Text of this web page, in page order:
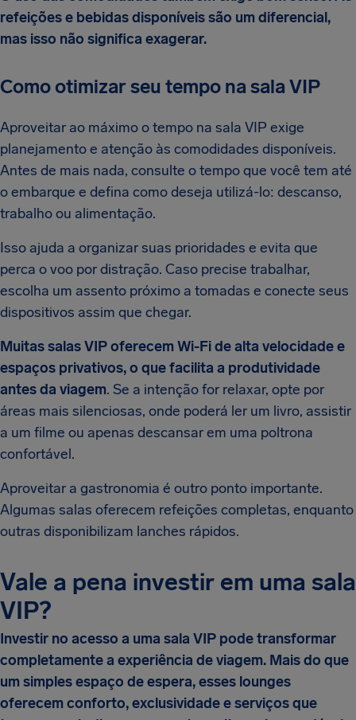
refeições e bebidas disponíveis são um diferencial,
mas isso não significa exagerar.
Como otimizar seu tempo na sala VIP
Aproveitar ao máximo o tempo na sala VIP exige
planejamento e atenção às comodidades disponíveis.
Antes de mais nada, consulte o tempo que você tem até
o embarque e defina como deseja utilizá-lo: descanso,
trabalho ou alimentação.
Isso ajuda a organizar suas prioridades e evita que
perca o voo por distração. Caso precise trabalhar,
escolha um assento próximo a tomadas e conecte seus
dispositivos assim que chegar.
Muitas salas VIP oferecem Wi-Fi de alta velocidade e
espaços privativos, o que facilita a produtividade
antes da viagem. Se a intenção for relaxar, opte por
áreas mais silenciosas, onde poderá ler um livro, assistir
a um filme ou apenas descansar em uma poltrona
confortável.
Aproveitar a gastronomia é outro ponto importante.
Algumas salas oferecem refeições completas, enquanto
outras disponibilizam lanches rápidos.
Vale a pena investir em uma sala
VIP?
Investir no acesso a uma sala VIP pode transformar
completamente a experiência de viagem. Mais do que
um simples espaço de espera, esses lounges
oferecem conforto, exclusividade e serviços que